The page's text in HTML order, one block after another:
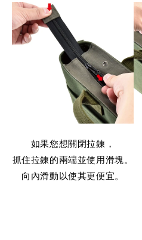
如果您想關閉拉鍊，
抓住拉鍊的兩端並使用滑塊。
向內滑動以使其更便宜。